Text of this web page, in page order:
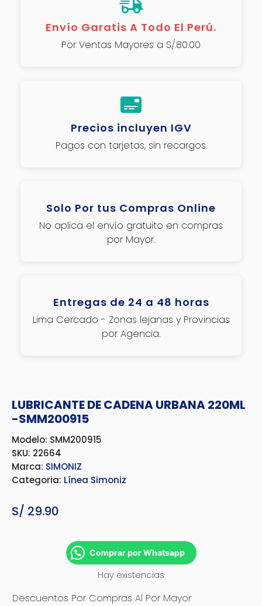
Envío Garatis A Todo El Perú.
Por Ventas Mayores a S/.80.00
Precios incluyen IGV
Pagos con tarjetas, sin recargos.
Solo Por tus Compras Online
No aplica el envío gratuito en compras
por Mayor.
Entregas de 24 a 48 horas
Lima Cercado - Zonas lejanas y Provincias
por Agencia.
LUBRICANTE DE CADENA URBANA 220ML
-SMM200915
Modelo: SMM200915
SKU: 22664
Marca: SIMONIZ
Categoria: Línea Simoniz
S/ 29.90
Comprar por Whatsapp
Hay existencias
Descuentos Por Compras Al Por Mayor